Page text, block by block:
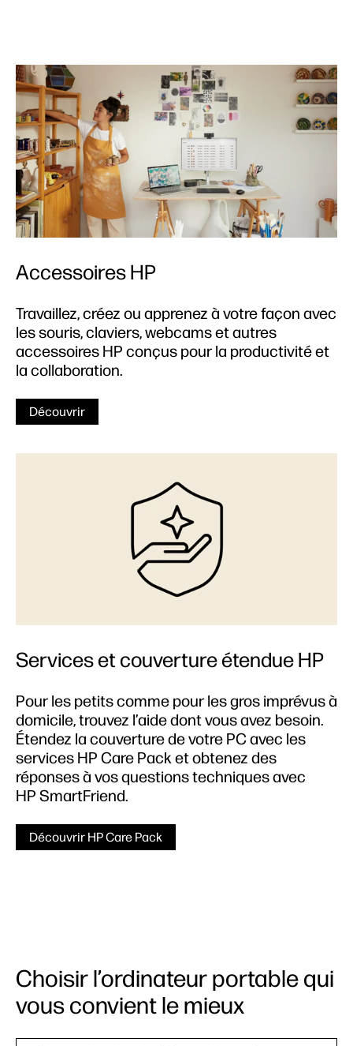
Accessoires HP
Travaillez, créez ou apprenez à votre façon avec
les souris, claviers, webcams et autres
accessoires HP conçus pour la productivité et
la collaboration.
Découvrir
Services et couverture étendue HP
Pour les petits comme pour les gros imprévus à
domicile, trouvez l’aide dont vous avez besoin.
Étendez la couverture de votre PC avec les
services HP Care Pack et obtenez des
réponses à vos questions techniques avec
HP SmartFriend.
Découvrir HP Care Pack
Choisir l’ordinateur portable qui
vous convient le mieux